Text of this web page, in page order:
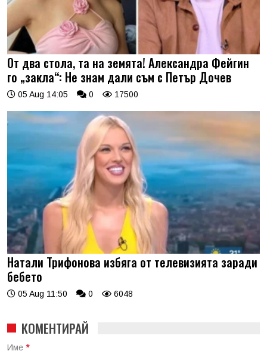
От два стола, та на земята! Александра Фейгин
го „закла“: Не знам дали съм с Петър Дочев
05 Aug 14:05 0 17500
Натали Трифонова избяга от телевизията заради
бебето
05 Aug 11:50 0 6048
КОМЕНТИРАЙ
Име *